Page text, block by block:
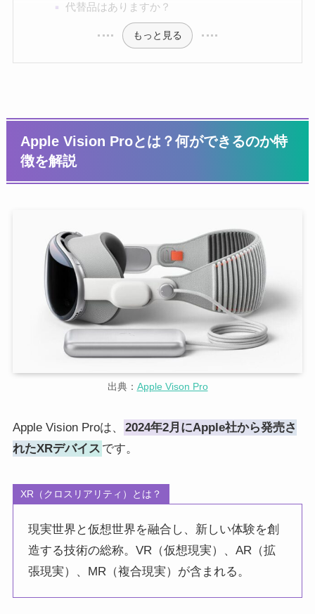
代替品はありますか？
もっと見る
Apple Vision Proとは？何ができるのか特
徴を解説
出典： Apple Vison Pro
Apple Vision Proは、
2024年2月にApple社から発売さ
れたXRデバイス です。
XR（クロスリアリティ）とは？
現実世界と仮想世界を融合し、新しい体験を創
造する技術の総称。VR（仮想現実）、AR（拡
張現実）、MR（複合現実）が含まれる。